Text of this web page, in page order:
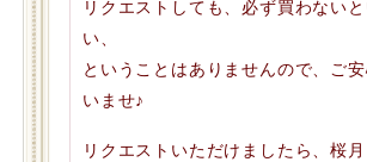
リクエストしても、必ず買わない
い、
ということはありませんので、ご安
いませ♪
リクエストいただけましたら、桜